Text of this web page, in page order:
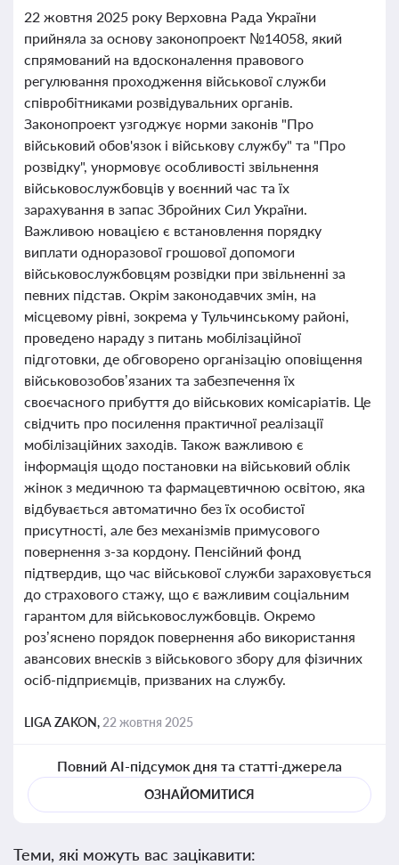
22 жовтня 2025 року Верховна Рада України
прийняла за основу законопроект №14058, який
спрямований на вдосконалення правового
регулювання проходження військової служби
співробітниками розвідувальних органів.
Законопроект узгоджує норми законів "Про
військовий обов'язок і військову службу" та "Про
розвідку", унормовує особливості звільнення
військовослужбовців у воєнний час та їх
зарахування в запас Збройних Сил України.
Важливою новацією є встановлення порядку
виплати одноразової грошової допомоги
військовослужбовцям розвідки при звільненні за
певних підстав. Окрім законодавчих змін, на
місцевому рівні, зокрема у Тульчинському районі,
проведено нараду з питань мобілізаційної
підготовки, де обговорено організацію оповіщення
військовозобов’язаних та забезпечення їх
своєчасного прибуття до військових комісаріатів. Це
свідчить про посилення практичної реалізації
мобілізаційних заходів. Також важливою є
інформація щодо постановки на військовий облік
жінок з медичною та фармацевтичною освітою, яка
відбувається автоматично без їх особистої
присутності, але без механізмів примусового
повернення з-за кордону. Пенсійний фонд
підтвердив, що час військової служби зараховується
до страхового стажу, що є важливим соціальним
гарантом для військовослужбовців. Окремо
роз’яснено порядок повернення або використання
авансових внесків з військового збору для фізичних
осіб-підприємців, призваних на службу.
LIGA ZAKON, 22 жовтня 2025
Повний AI-підсумок дня та статті-джерела
ОЗНАЙОМИТИСЯ
Теми, які можуть вас зацікавити: